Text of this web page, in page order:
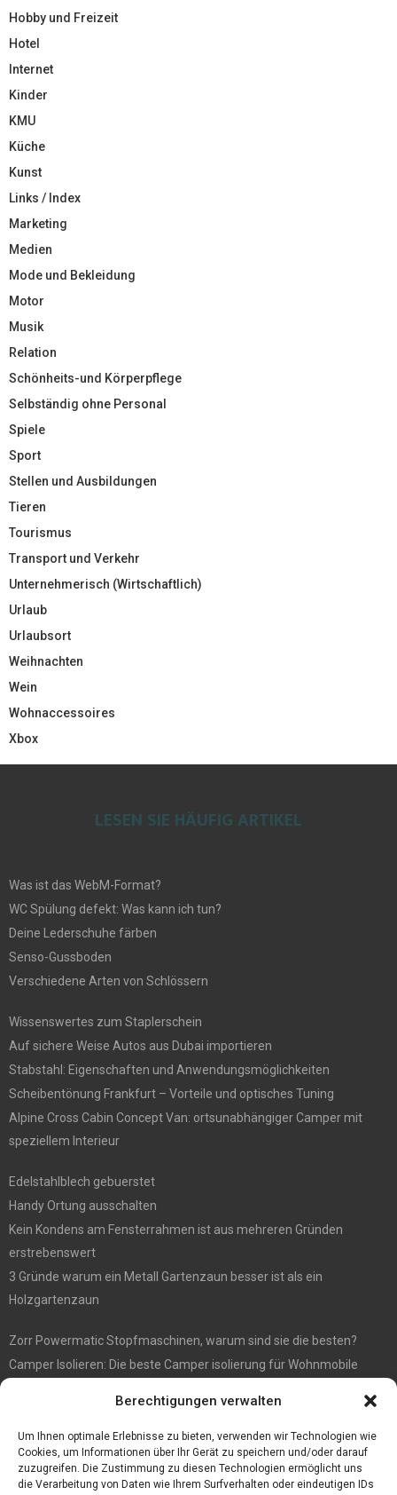
Berechtigungen verwalten
Um Ihnen optimale Erlebnisse zu bieten, verwenden wir Technologien wie
Cookies, um Informationen über Ihr Gerät zu speichern und/oder darauf
zuzugreifen. Die Zustimmung zu diesen Technologien ermöglicht uns
die Verarbeitung von Daten wie Ihrem Surfverhalten oder eindeutigen IDs
Hobby und Freizeit
Hotel
Internet
Kinder
KMU
Küche
Kunst
Links / Index
Marketing
Medien
Mode und Bekleidung
Motor
Musik
Relation
Schönheits-und Körperpflege
Selbständig ohne Personal
Spiele
Sport
Stellen und Ausbildungen
Tieren
Tourismus
Transport und Verkehr
Unternehmerisch (Wirtschaftlich)
Urlaub
Urlaubsort
Weihnachten
Wein
Wohnaccessoires
Xbox
LESEN SIE HÄUFIG ARTIKEL
Was ist das WebM-Format?
WC Spülung defekt: Was kann ich tun?
Deine Lederschuhe färben
Senso-Gussboden
Verschiedene Arten von Schlössern
Wissenswertes zum Staplerschein
Auf sichere Weise Autos aus Dubai importieren
Stabstahl: Eigenschaften und Anwendungsmöglichkeiten
Scheibentönung Frankfurt – Vorteile und optisches Tuning
Alpine Cross Cabin Concept Van: ortsunabhängiger Camper mit
speziellem Interieur
Edelstahlblech gebuerstet
Handy Ortung ausschalten
Kein Kondens am Fensterrahmen ist aus mehreren Gründen
erstrebenswert
3 Gründe warum ein Metall Gartenzaun besser ist als ein
Holzgartenzaun
Zorr Powermatic Stopfmaschinen, warum sind sie die besten?
Camper Isolieren: Die beste Camper isolierung für Wohnmobile
Immobilienmakler Gökay Gündüz
Masterarbeit auf Englisch: Anleitung zum Verfassen